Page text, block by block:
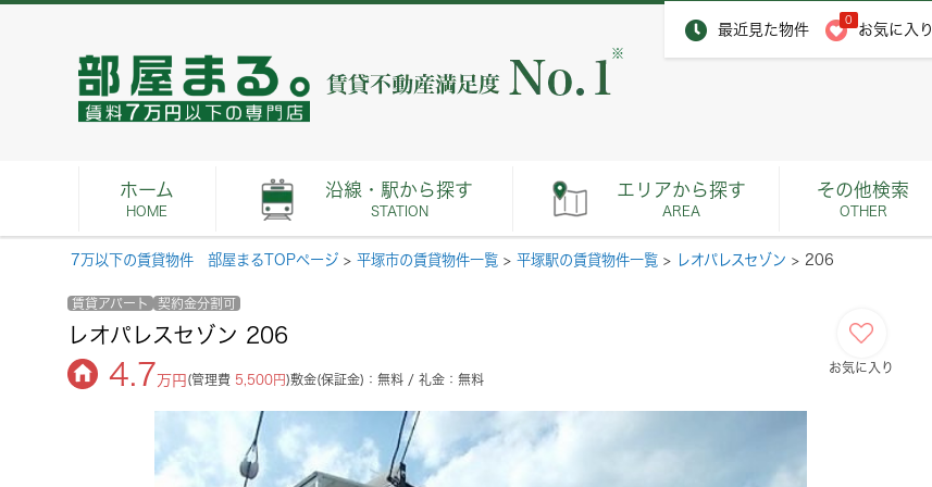
最近見た物件
0
お気に入り
※
ホーム
HOME
沿線・駅から探す
STATION
エリアから探す
AREA
その他検索
OTHER
7万以下の賃貸物件 部屋まるTOPページ > 平塚市の賃貸物件一覧 > 平塚駅の賃貸物件一覧 > レオパレスセゾン > 206
賃貸アパート 契約金分割可
レオパレスセゾン 206
4.7 万円 (管理費 5,500円)敷金(保証金)：無料 / 礼金：無料
お気に入り